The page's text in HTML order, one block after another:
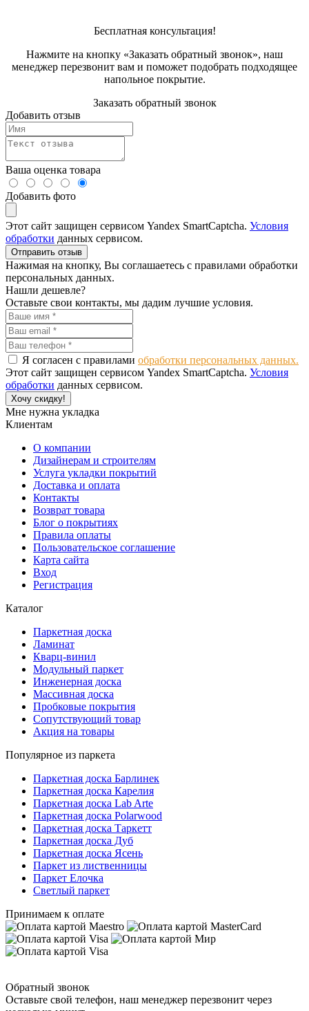
Бесплатная консультация!
Нажмите на кнопку «Заказать обратный звонок», наш
менеджер перезвонит вам и поможет подобрать подходящее
напольное покрытие.
Заказать обратный звонок
Добавить отзыв
Ваша оценка товара
Добавить фото
Этот сайт защищен сервисом Yandex SmartCaptcha. Условия
обработки данных сервисом.
Отправить отзыв
Нажимая на кнопку, Вы соглашаетесь с правилами обработки
персональных данных.
Нашли дешевле?
Оставьте свои контакты, мы дадим лучшие условия.
Я согласен с правилами обработки персональных данных.
Этот сайт защищен сервисом Yandex SmartCaptcha. Условия
обработки данных сервисом.
Хочу скидку!
Мне нужна укладка
Клиентам
О компании
Дизайнерам и строителям
Услуга укладки покрытий
Доставка и оплата
Контакты
Возврат товара
Блог о покрытиях
Правила оплаты
Пользовательское соглашение
Карта сайта
Вход
Регистрация
Каталог
Паркетная доска
Ламинат
Кварц-винил
Модульный паркет
Инженерная доска
Массивная доска
Пробковые покрытия
Сопутствующий товар
Акция на товары
Популярное из паркета
Паркетная доска Барлинек
Паркетная доска Карелия
Паркетная доска Lab Arte
Паркетная доска Polarwood
Паркетная доска Таркетт
Паркетная доска Дуб
Паркетная доска Ясень
Паркет из лиственницы
Паркет Елочка
Светлый паркет
Принимаем к оплате
Обратный звонок
Оставьте свой телефон, наш менеджер перезвонит через